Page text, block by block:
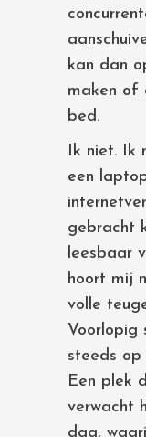
kan dan
maken of
bed.
Ik niet. Ik
een
gebracht
leesbaar
hoort mij
volle
Voorlopig
steeds op
Een plek
verwacht
dag,